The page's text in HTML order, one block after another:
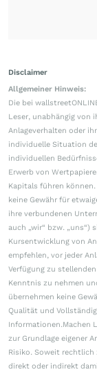
Disclaimer
Allgemeiner Hinweis:
Die bei
Leser, unabhängig von
Anlageverhalten oder
individuelle Situation
individuellen
Erwerb von
Kapitals führen
keine Gewähr für
ihre verbundenen
auch „wir“ bzw.
Kursentwicklung von
empfehlen, vor jeder
Verfügung zu
Kenntnis zu nehmen
übernehmen keine
Qualität und
Informationen.Machen
zur Grundlage eigener
Risiko. Soweit rechtlich
direkt oder indirekt